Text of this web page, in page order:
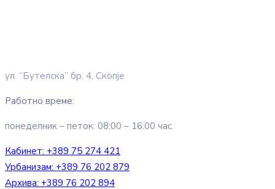
ул. “Бутелска” бр. 4, Скопје
Работно време:
понеделник – петок: 08:00 – 16:00 час.
Кабинет: +389 75 274 421
Урбанизам: +389 76 202 879
Архива: +389 76 202 894